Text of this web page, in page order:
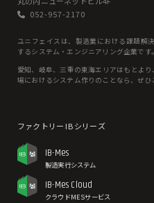
052-957-2170
ユニフェイスは、製造業における課題解
するシステム・エンジニアリング企業です。
愛知、岐⾩、三重の東海エリアはもとよ
場におけるシステム作りのことなら、ぜひ
IB-Mes
製造実行システム
IB-Mes Cloud
クラウドMESサービス